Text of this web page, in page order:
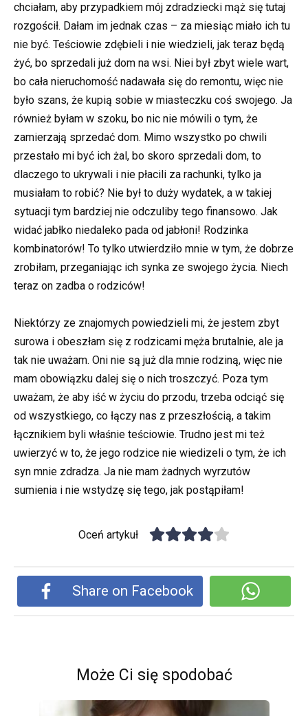
chciałam, aby przypadkiem mój zdradziecki mąż się tutaj
rozgościł. Dałam im jednak czas – za miesiąc miało ich tu
nie być. Teściowie zdębieli i nie wiedzieli, jak teraz będą
żyć, bo sprzedali już dom na wsi. Niei był zbyt wiele wart,
bo cała nieruchomość nadawała się do remontu, więc nie
było szans, że kupią sobie w miasteczku coś swojego. Ja
również byłam w szoku, bo nic nie mówili o tym, że
zamierzają sprzedać dom. Mimo wszystko po chwili
przestało mi być ich żal, bo skoro sprzedali dom, to
dlaczego to ukrywali i nie płacili za rachunki, tylko ja
musiałam to robić? Nie był to duży wydatek, a w takiej
sytuacji tym bardziej nie odczuliby tego finansowo. Jak
widać jabłko niedaleko pada od jabłoni! Rodzinka
kombinatorów! To tylko utwierdziło mnie w tym, że dobrze
zrobiłam, przeganiając ich synka ze swojego życia. Niech
teraz on zadba o rodziców!
Niektórzy ze znajomych powiedzieli mi, że jestem zbyt
surowa i obeszłam się z rodzicami męża brutalnie, ale ja
tak nie uważam. Oni nie są już dla mnie rodziną, więc nie
mam obowiązku dalej się o nich troszczyć. Poza tym
uważam, że aby iść w życiu do przodu, trzeba odciąć się
od wszystkiego, co łączy nas z przeszłością, a takim
łącznikiem byli właśnie teściowie. Trudno jest mi też
uwierzyć w to, że jego rodzice nie wiedizeli o tym, że ich
syn mnie zdradza. Ja nie mam żadnych wyrzutów
sumienia i nie wstydzę się tego, jak postąpiłam!
Oceń artykuł
Share on Facebook
Może Ci się spodobać